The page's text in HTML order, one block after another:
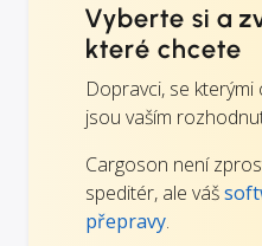
Vyberte si a
které chcete
Dopravci, se
jsou vaším
Cargoson není
speditér, ale váš
přepravy.